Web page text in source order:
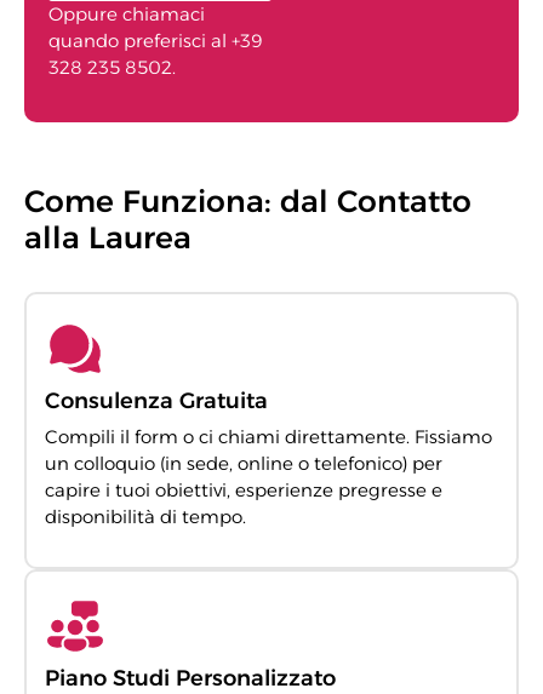
Oppure chiamaci
quando preferisci al +39
328 235 8502.
Come Funziona: dal Contatto
alla Laurea
Consulenza Gratuita
Compili il form o ci chiami direttamente. Fissiamo
un colloquio (in sede, online o telefonico) per
capire i tuoi obiettivi, esperienze pregresse e
disponibilità di tempo.
Piano Studi Personalizzato